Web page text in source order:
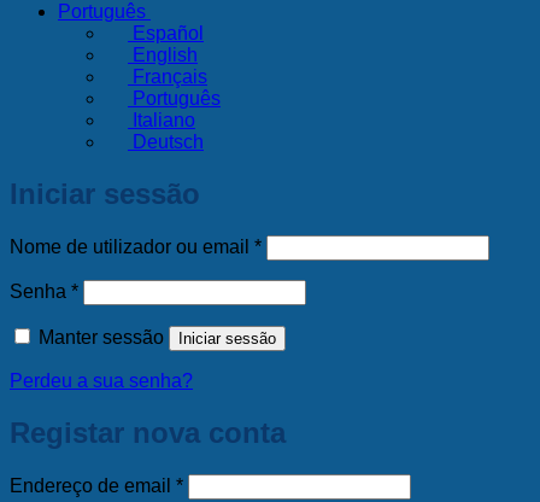
Português
Español
English
Français
Português
Italiano
Deutsch
Iniciar sessão
Nome de utilizador ou email *Obrigatório
Senha *Obrigatório
Manter sessão Iniciar sessão
Perdeu a sua senha?
Registar nova conta
Endereço de email *Obrigatório